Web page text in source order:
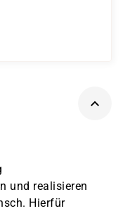
und realisieren
Hierfür